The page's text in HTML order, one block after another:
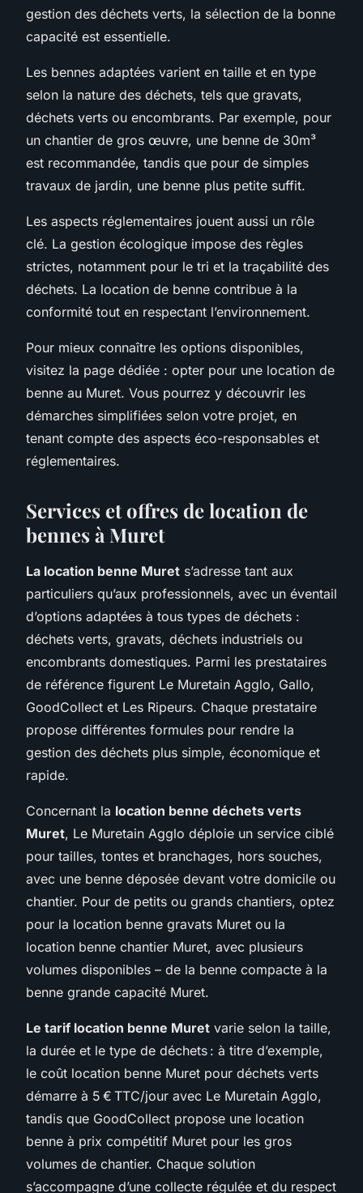
gestion des déchets verts, la sélection de la bonne
capacité est essentielle.
Les bennes adaptées varient en taille et en type
selon la nature des déchets, tels que gravats,
déchets verts ou encombrants. Par exemple, pour
un chantier de gros œuvre, une benne de 30m³
est recommandée, tandis que pour de simples
travaux de jardin, une benne plus petite suffit.
Les aspects réglementaires jouent aussi un rôle
clé. La gestion écologique impose des règles
strictes, notamment pour le tri et la traçabilité des
déchets. La location de benne contribue à la
conformité tout en respectant l’environnement.
Pour mieux connaître les options disponibles,
visitez la page dédiée : opter pour une location de
benne au Muret. Vous pourrez y découvrir les
démarches simplifiées selon votre projet, en
tenant compte des aspects éco-responsables et
réglementaires.
Services et offres de location de
bennes à Muret
La location benne Muret s’adresse tant aux
particuliers qu’aux professionnels, avec un éventail
d’options adaptées à tous types de déchets :
déchets verts, gravats, déchets industriels ou
encombrants domestiques. Parmi les prestataires
de référence figurent Le Muretain Agglo, Gallo,
GoodCollect et Les Ripeurs. Chaque prestataire
propose différentes formules pour rendre la
gestion des déchets plus simple, économique et
rapide.
Concernant la location benne déchets verts
Muret, Le Muretain Agglo déploie un service ciblé
pour tailles, tontes et branchages, hors souches,
avec une benne déposée devant votre domicile ou
chantier. Pour de petits ou grands chantiers, optez
pour la location benne gravats Muret ou la
location benne chantier Muret, avec plusieurs
volumes disponibles – de la benne compacte à la
benne grande capacité Muret.
Le tarif location benne Muret varie selon la taille,
la durée et le type de déchets : à titre d’exemple,
le coût location benne Muret pour déchets verts
démarre à 5 € TTC/jour avec Le Muretain Agglo,
tandis que GoodCollect propose une location
benne à prix compétitif Muret pour les gros
volumes de chantier. Chaque solution
s’accompagne d’une collecte régulée et du respect